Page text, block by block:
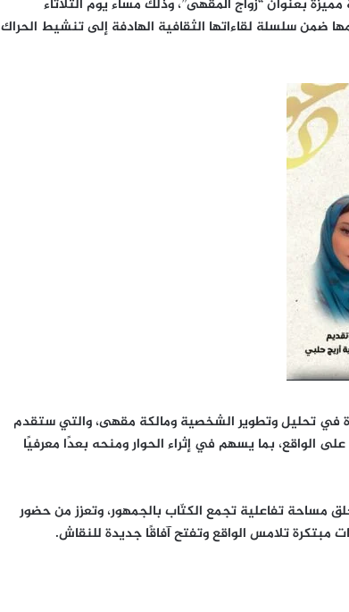
بعنوان “زواج المقهى”، وذلك مساء يوم الثلاثاء
وتقديمها ضمن سلسلة لقاءاتها الثقافية الهادفة إلى تنشيط الحراك
في تحليل وتطوير الشخصية ومالكة مقهى، والتي ستقدم
الواقع، بما يسهم في إثراء الحوار ومنحه بعدًا معرفيًا
مساحة تفاعلية تجمع الكتّاب بالجمهور، وتعزز من حضور
تلامس الواقع وتفتح آفاقًا جديدة للنقاش.